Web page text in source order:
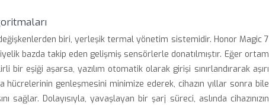
biri, yerleşik termal yönetim sistemidir. Honor Magic 7
bazda takip eden gelişmiş sensörlerle donatılmıştır. Eğer ortam
bir eşiği aşarsa, yazılım otomatik olarak girişi sınırlandırarak aşırı
hücrelerinin genleşmesini minimize ederek, cihazın yıllar sonra bile
sağlar. Dolayısıyla, yavaşlayan bir şarj süreci, aslında cihazınızın